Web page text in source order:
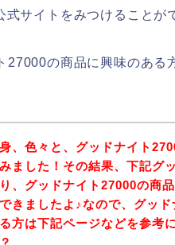
式サイトをみつけることが
27000の商品に興味のある
、色々と、グッドナイト
ました！その結果、下記グ
、グッドナイト27000の商
きましたよ♪なので、グッ
方は下記ページなどを参考